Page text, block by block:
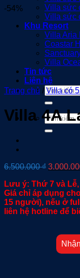
Villa sức
Villa sức
Khu Resort
Villa Aria
Coastar
Villa
Tin tức
Liên hệ
Tìm
kiếm:
Tìm
kiếm:
-54%
Trang chủ / Villa có
Villa 4A
6.500.000₫ Giá
là:
Lưu ý: Thứ 7 và
Giá chỉ áp dụng
15 người), nếu ở
liên hệ hotline để